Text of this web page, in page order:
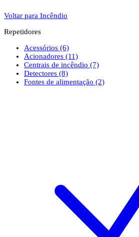
Voltar para Incêndio
Repetidores
Acessórios (6)
Acionadores (11)
Centrais de incêndio (7)
Detectores (8)
Fontes de alimentação (2)